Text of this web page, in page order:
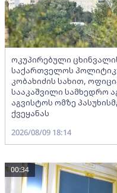
ოკუპირებული
საქართველოს
კობახიძის სახით,
სააკაშვილი სამხედრო
აგვისტოს ომზე
ქვეყანას
2026/08/09 18:14
00:34